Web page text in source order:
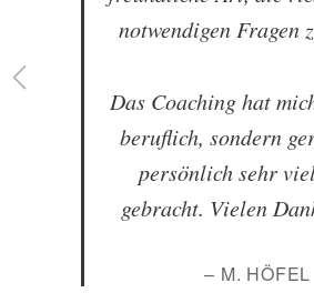
notwendigen Fragen
Das Coaching hat
beruflich, sondern
persönlich sehr
gebracht. Vielen
– M. HÖFEL